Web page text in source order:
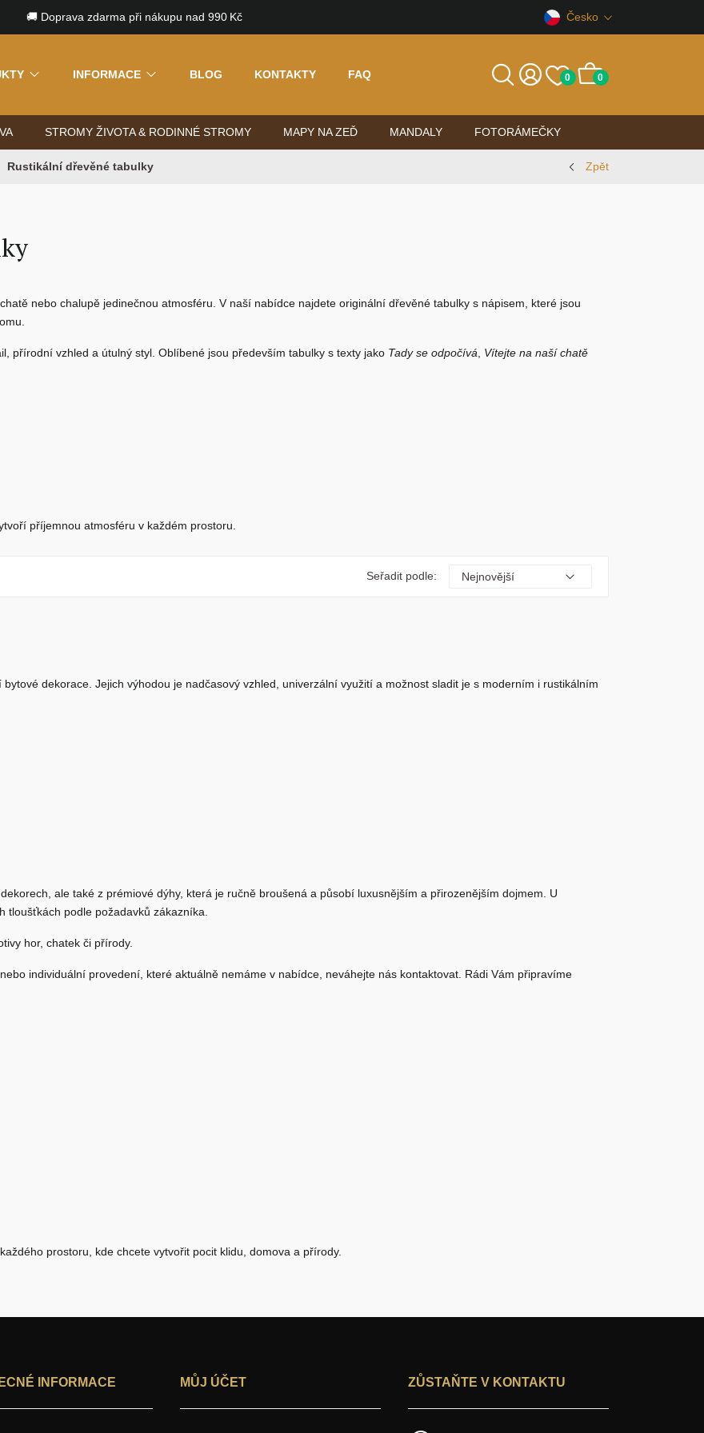
🚚 Doprava zdarma při nákupu nad 990 Kč Česko
INFORMACE BLOG KONTAKTY FAQ 0 0
STROMY ŽIVOTA & RODINNÉ STROMY MAPY NA ZEĎ MANDALY FOTORÁMEČKY
Rustikální dřevěné tabulky Zpět
nebo chalupě jedinečnou atmosféru. V naší nabídce najdete originálnídřevěné tabulky s nápisem , které jsou
přírodní vzhled a útulný styl. Oblíbené jsou především tabulky s texty jako Tady se odpočívá
Vítejte na naší chatě
příjemnou atmosféru v každém prostoru.
Seřadit podle:
dekorace. Jejich výhodou je nadčasový vzhled, univerzální využití a možnost sladit je s moderním i rustikálním
ale také z prémiové dýhy, která je ručně broušená a působí luxusnějším a přirozenějším dojmem. U
tloušťkách podle požadavků zákazníka.
hor, chatek či přírody.
individuální provedení, které aktuálně nemáme v nabídce, neváhejte nás kontaktovat. Rádi Vám připravíme
prostoru, kde chcete vytvořit pocit klidu, domova a přírody.
INFORMACE MŮJ ÚČET ZŮSTAŇTE V KONTAKTU